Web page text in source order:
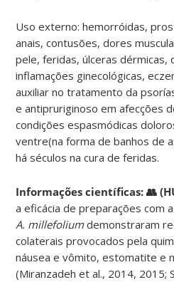
Uso externo: hemorróidas,
anais, contusões, dores
pele, feridas, úlceras dérmicas,
inflamações ginecológicas,
auxiliar no tratamento da
e antipruriginoso em afecções
condições espasmódicas
ventre(na forma de banhos de
há séculos na cura de feridas.
Informações científicas: 👥
a eficácia de preparações com
A. millefolium demonstraram
colaterais provocados pela
náusea e vômito, estomatite e
(Miranzadeh et al., 2014, 2015;